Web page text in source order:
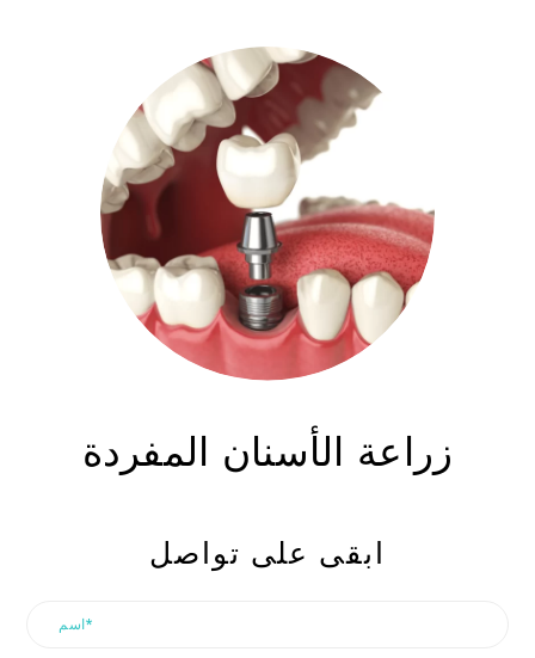
زراعة الأسنان المفردة
ابقى على تواصل